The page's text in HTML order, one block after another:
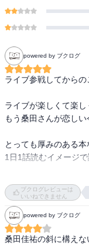
す。
書籍化にあたって大幅
“ポップス歌手”桑田佳
を全身全霊、縦横無尽
保存版の一冊です！
powered by ブクログ
ライブ参戦してからの
ライブが楽しくて楽し
もう桑田さんが恋しい
とっても厚みのある本
1日1話読むイメージで
桑田さんの音楽への想
メンバーへの想い、
ファンへの想いが感
ブクログレビューは
いいねできません
powered by ブクログ
桑田佳祐の斜に構え